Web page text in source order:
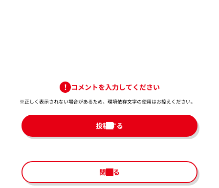
コメントを入力してください
※正しく表示されない場合があるため、環境依存文字の使用はお控えください。​
投稿する
閉じる